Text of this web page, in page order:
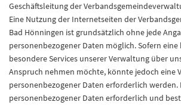
Geschäftsleitung der
Eine Nutzung der Internetseiten der
Bad Hönningen ist grundsätzlich ohne jede
personenbezogener Daten möglich. Sofern
besondere Services unserer Verwaltung über
Anspruch nehmen möchte, könnte jedoch eine
personenbezogener Daten erforderlich werden.
personenbezogener Daten erforderlich und